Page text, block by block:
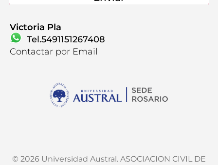
Victoria Pla
Tel.5491151267408
Contactar por Email
© 2026 Universidad Austral. ASOCIACION CIVIL DE